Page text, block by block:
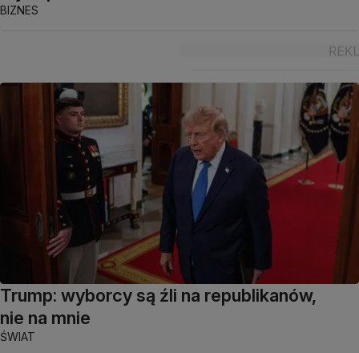
BIZNES
Trump: wyborcy są źli na republikanów,
nie na mnie
ŚWIAT